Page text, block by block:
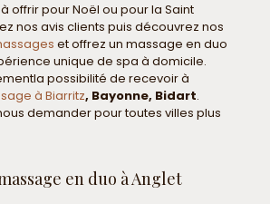
offrir pour Noël ou pour la Saint
nos avis clients puis découvrez nos
et offrez un massage en duo
unique de spa à domicile.
possibilité de recevoir à
à Biarritz, Bayonne, Bidart.
demander pour toutes villes plus
en duo à Anglet